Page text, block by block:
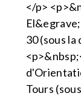
</p>
30 (sous
Tours